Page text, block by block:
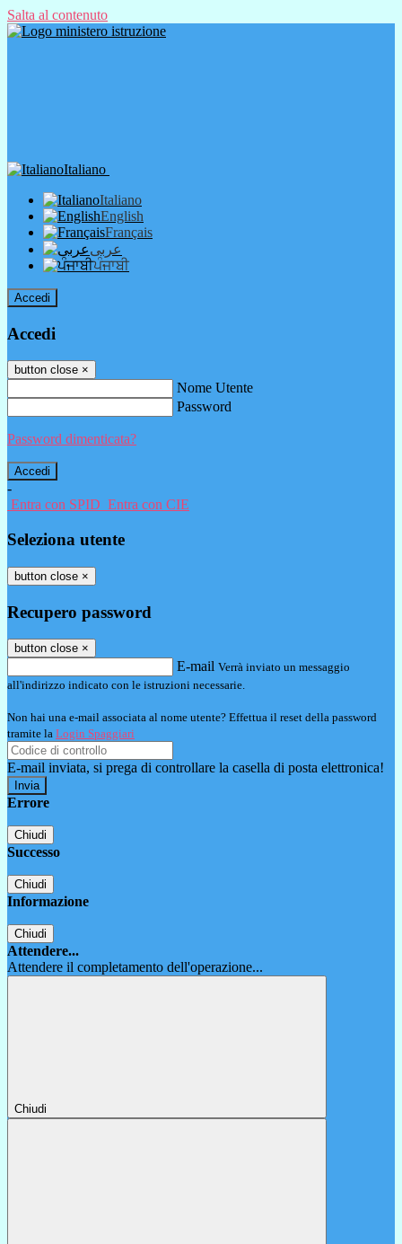
Salta al contenuto
Italiano
Italiano
English
Français
عربى
ਪੰਜਾਬੀ
Accedi
Accedi
button close ×
Nome Utente
Password
Password dimenticata?
-
Entra con SPID Entra con CIE
Seleziona utente
button close ×
Recupero password
button close ×
E-mail Verrà inviato un messaggio
all'indirizzo indicato con le istruzioni necessarie.
Non hai una e-mail associata al nome utente? Effettua il reset della password
tramite la Login Spaggiari
E-mail inviata, si prega di controllare la casella di posta elettronica!
Errore
Chiudi
Successo
Chiudi
Informazione
Chiudi
Attendere...
Attendere il completamento dell'operazione...
Chiudi